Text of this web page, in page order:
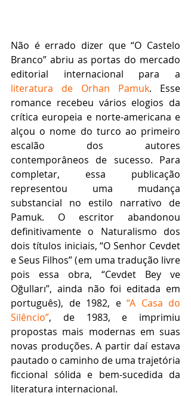
Não é errado dizer que “O Castelo
Branco” abriu as portas do mercado
literatura de Orhan Pamuk. Esse
romance recebeu vários elogios da
crítica europeia e norte-americana e
alçou o nome do turco ao primeiro
escalão dos autores
contemporâneos de sucesso. Para
completar, essa publicação
representou uma mudança
substancial no estilo narrativo de
Pamuk. O escritor abandonou
definitivamente o Naturalismo dos
dois títulos iniciais, “O Senhor Cevdet
e Seus Filhos” (em uma tradução livre
pois essa obra, “Cevdet Bey ve
Oğulları”, ainda não foi editada em
português), de 1982, e “A Casa do
Silêncio”, de 1983, e imprimiu
propostas mais modernas em suas
novas produções. A partir daí estava
pautado o caminho de uma trajetória
ficcional sólida e bem-sucedida da
literatura internacional.